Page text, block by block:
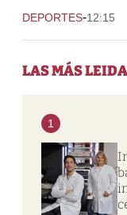
DEPORTES-12:15
LAS MÁS
1